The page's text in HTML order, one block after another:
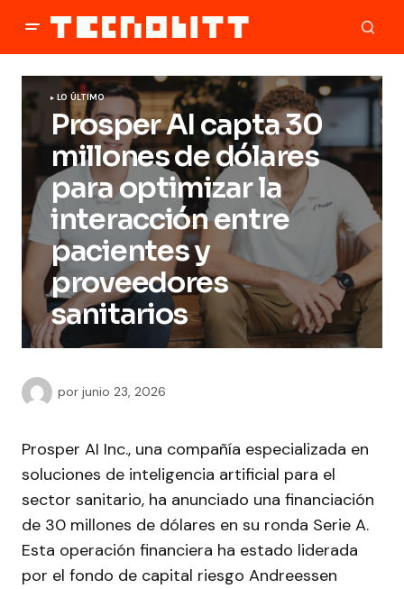
LO ÚLTIMO
Prosper AI capta 30
millones de dólares
para optimizar la
interacción entre
pacientes y
proveedores
sanitarios
por junio 23, 2026
Prosper AI Inc., una compañía especializada en
soluciones de inteligencia artificial para el
sector sanitario, ha anunciado una financiación
de 30 millones de dólares en su ronda Serie A.
Esta operación financiera ha estado liderada
por el fondo de capital riesgo Andreessen